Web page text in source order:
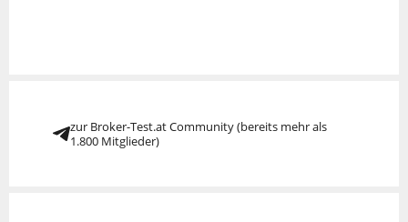
zur Broker-Test.at Community (bereits mehr als
1.800 Mitglieder)